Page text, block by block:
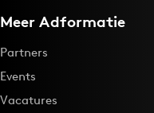
Meer Adformatie
Partners
Events
Vacatures